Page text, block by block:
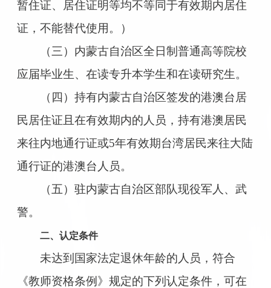
暂住证、居住证明等均不等同于有效期内居住
证，不能替代使用。）
（三）内蒙古自治区全日制普通高等院校
应届毕业生、在读专升本学生和在读研究生。
（四）持有内蒙古自治区签发的港澳台居
民居住证且在有效期内的人员，持有港澳居民
来往内地通行证或5年有效期台湾居民来往大陆
通行证的港澳台人员。
（五）驻内蒙古自治区部队现役军人、武
警。
二、认定条件
未达到国家法定退休年龄的人员，符合
《教师资格条例》规定的下列认定条件，可在